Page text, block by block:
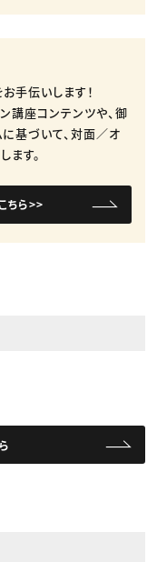
手伝いします！
講座コンテンツや、御
基づいて、対面／オ
ます。
ちら>>